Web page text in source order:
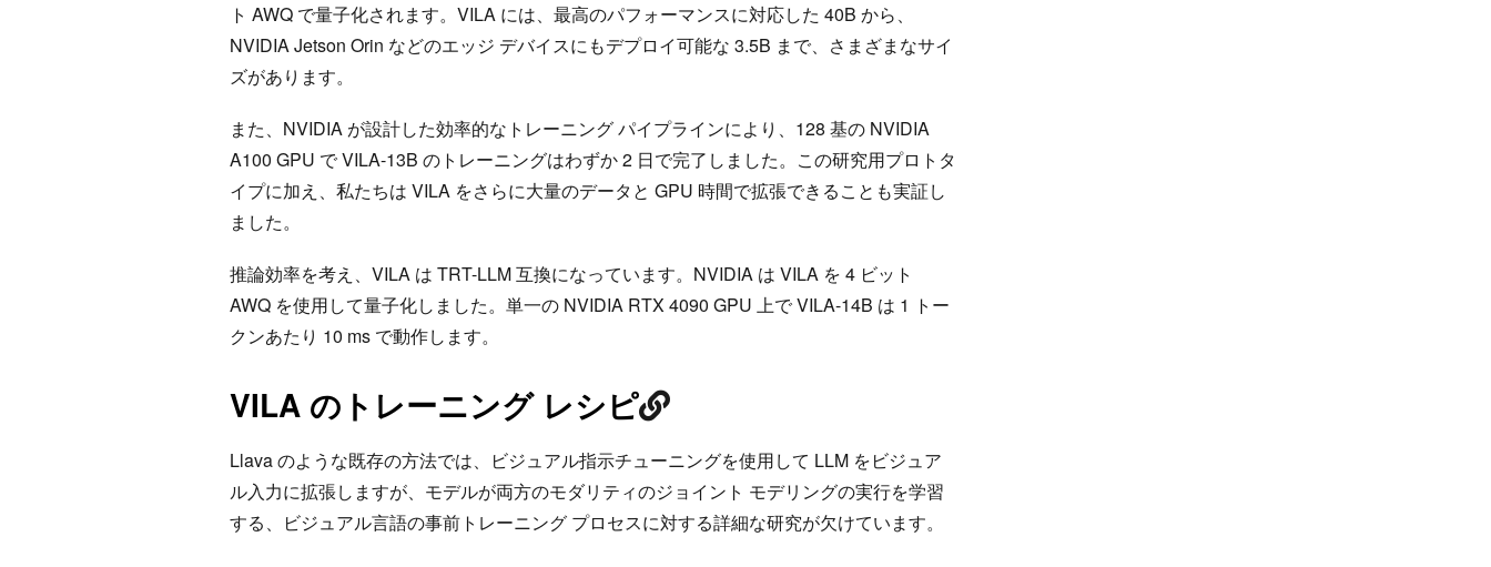
ト AWQ で量子化されます。VILA には、最高のパフォーマンスに対応した 40B から、
NVIDIA Jetson Orin などのエッジ デバイスにもデプロイ可能な 3.5B まで、さまざまなサイ
ズがあります。
また、NVIDIA が設計した効率的なトレーニング パイプラインにより、128 基の NVIDIA
A100 GPU で VILA-13B のトレーニングはわずか 2 日で完了しました。この研究用プロトタ
イプに加え、私たちは VILA をさらに大量のデータと GPU 時間で拡張できることも実証し
ました。
推論効率を考え、VILA は TRT-LLM 互換になっています。NVIDIA は VILA を 4 ビット
AWQ を使用して量子化しました。単一の NVIDIA RTX 4090 GPU 上で VILA-14B は 1 トー
クンあたり 10 ms で動作します。
VILA のトレーニング レシピ
Llava のような既存の方法では、ビジュアル指示チューニングを使用して LLM をビジュア
ル入力に拡張しますが、モデルが両方のモダリティのジョイント モデリングの実行を学習
する、ビジュアル言語の事前トレーニング プロセスに対する詳細な研究が欠けています。